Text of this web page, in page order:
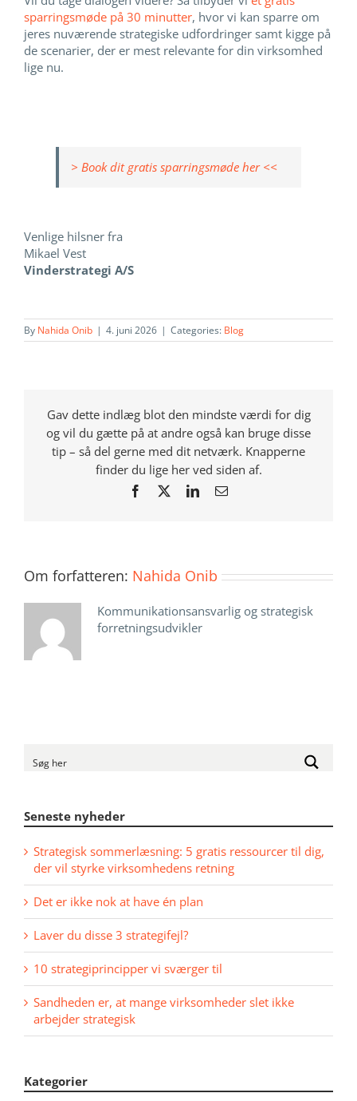
sparringsmøde på 30 minutter, hvor vi kan sparre om
jeres nuværende strategiske udfordringer samt kigge på
de scenarier, der er mest relevante for din virksomhed
lige nu.
> Book dit gratis sparringsmøde her <<
Venlige hilsner fra
Mikael Vest
Vinderstrategi A/S
By Nahida Onib | 4. juni 2026 | Categories: Blog
Gav dette indlæg blot den mindste værdi for dig
og vil du gætte på at andre også kan bruge disse
tip – så del gerne med dit netværk. Knapperne
finder du lige her ved siden af.
Facebook LinkedIn
E-
Om forfatteren: Nahida Onib
Kommunikationsansvarlig og strategisk
forretningsudvikler
Seneste nyheder
Strategisk sommerlæsning: 5 gratis ressourcer til dig,
der vil styrke virksomhedens retning
Det er ikke nok at have én plan
Laver du disse 3 strategifejl?
10 strategiprincipper vi sværger til
Sandheden er, at mange virksomheder slet ikke
arbejder strategisk
Kategorier